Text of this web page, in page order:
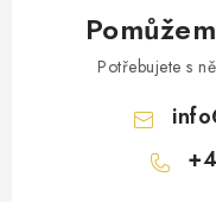
Potřebujete s
info